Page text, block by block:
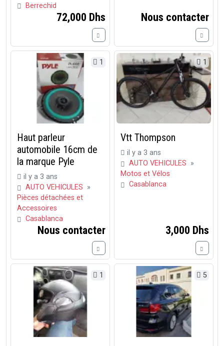
Berrechid
72,000 Dhs Nous contacter
1
Haut parleur
automobile 16cm de
la marque Pyle
il y a 3 ans
AUTO VEHICULES »
Pièces détachées et
Accessoires
Casablanca
Nous contacter
1
Vtt Thompson
il y a 3 ans
AUTO VEHICULES »
Motos et Vélos
Casablanca
3,000 Dhs
1 5